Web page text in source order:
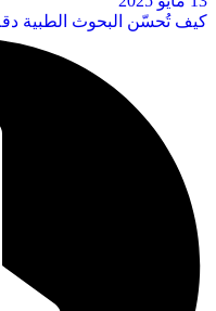
كيف تُحسّن البحوث الطبية دقة